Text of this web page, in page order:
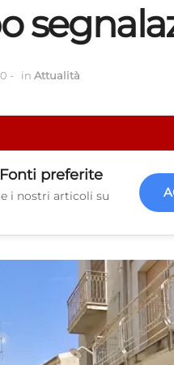
- in Attualità
Fonti preferite
i nostri articoli su